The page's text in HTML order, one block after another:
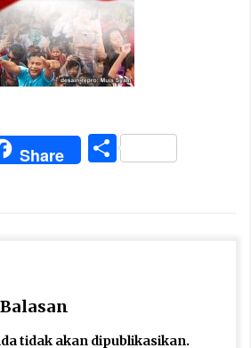
Share Share
tidak akan dipublikasikan.